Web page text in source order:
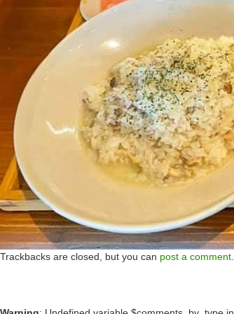
Trackbacks are closed, but you can post a comment